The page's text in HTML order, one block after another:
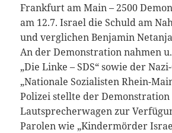
Frankfurt am Main – 2500
am 12.7. Israel die Schuld am
und verglichen Benjamin
An der Demonstration nahmen
„Die Linke – SDS“ sowie der
„Nationale Sozialisten Rhein-
Polizei stellte der Demonstration
Lautsprecherwagen zur
Parolen wie „Kindermörder